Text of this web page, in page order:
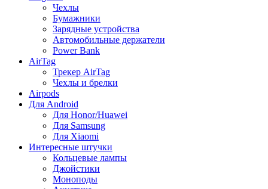
Чехлы
Бумажники
Зарядные устройства
Автомобильные держатели
Power Bank
AirTag
Трекер AirTag
Чехлы и брелки
Airpods
Для Android
Для Honor/Huawei
Для Samsung
Для Xiaomi
Интересные штучки
Кольцевые лампы
Джойстики
Моноподы